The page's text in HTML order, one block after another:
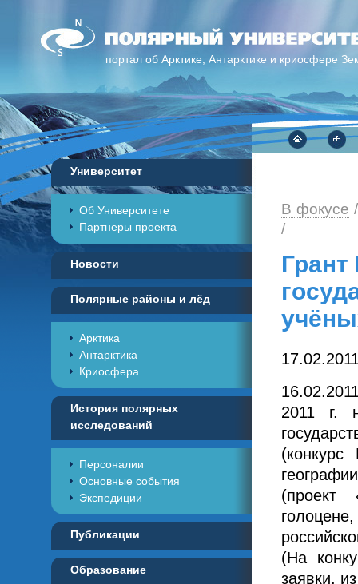
портал об Арктике, Антарктике и криосфере
В фокусе
/
2011 г.
(проект
(На
заявки,
Университет
Об Университете
Партнеры проекта
Новости
Полярные районы и лёд
Арктика
Антарктика
Криосфера
История полярных
исследований
Персоналии
Основные события
Экспедиции
Публикации
Образование